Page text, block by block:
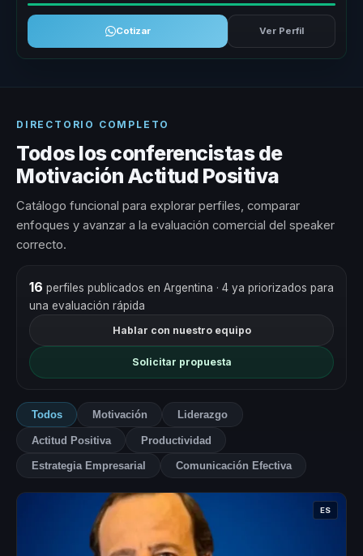
Cotizar Ver Perfil
DIRECTORIO COMPLETO
Todos los conferencistas de
Motivación Actitud Positiva
Catálogo funcional para explorar perfiles, comparar
enfoques y avanzar a la evaluación comercial del speaker
correcto.
16 perfiles publicados en Argentina · 4 ya priorizados para
una evaluación rápida
Hablar con nuestro equipo
Solicitar propuesta
Todos Motivación Liderazgo
Actitud Positiva Productividad
Estrategia Empresarial Comunicación Efectiva
ES